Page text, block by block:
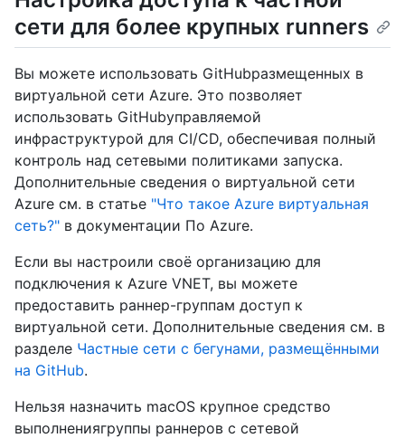
сети для более крупных runners
Вы можете использовать GitHubразмещенных в
виртуальной сети Azure. Это позволяет
использовать GitHubуправляемой
инфраструктурой для CI/CD, обеспечивая полный
контроль над сетевыми политиками запуска.
Дополнительные сведения о виртуальной сети
Azure см. в статье "Что такое Azure виртуальная
сеть?" в документации По Azure.
Если вы настроили своё организацию для
подключения к Azure VNET, вы можете
предоставить раннер-группам доступ к
виртуальной сети. Дополнительные сведения см. в
разделе Частные сети с бегунами, размещёнными
на GitHub.
Нельзя назначить macOS крупное средство
выполнениягруппы раннеров с сетевой